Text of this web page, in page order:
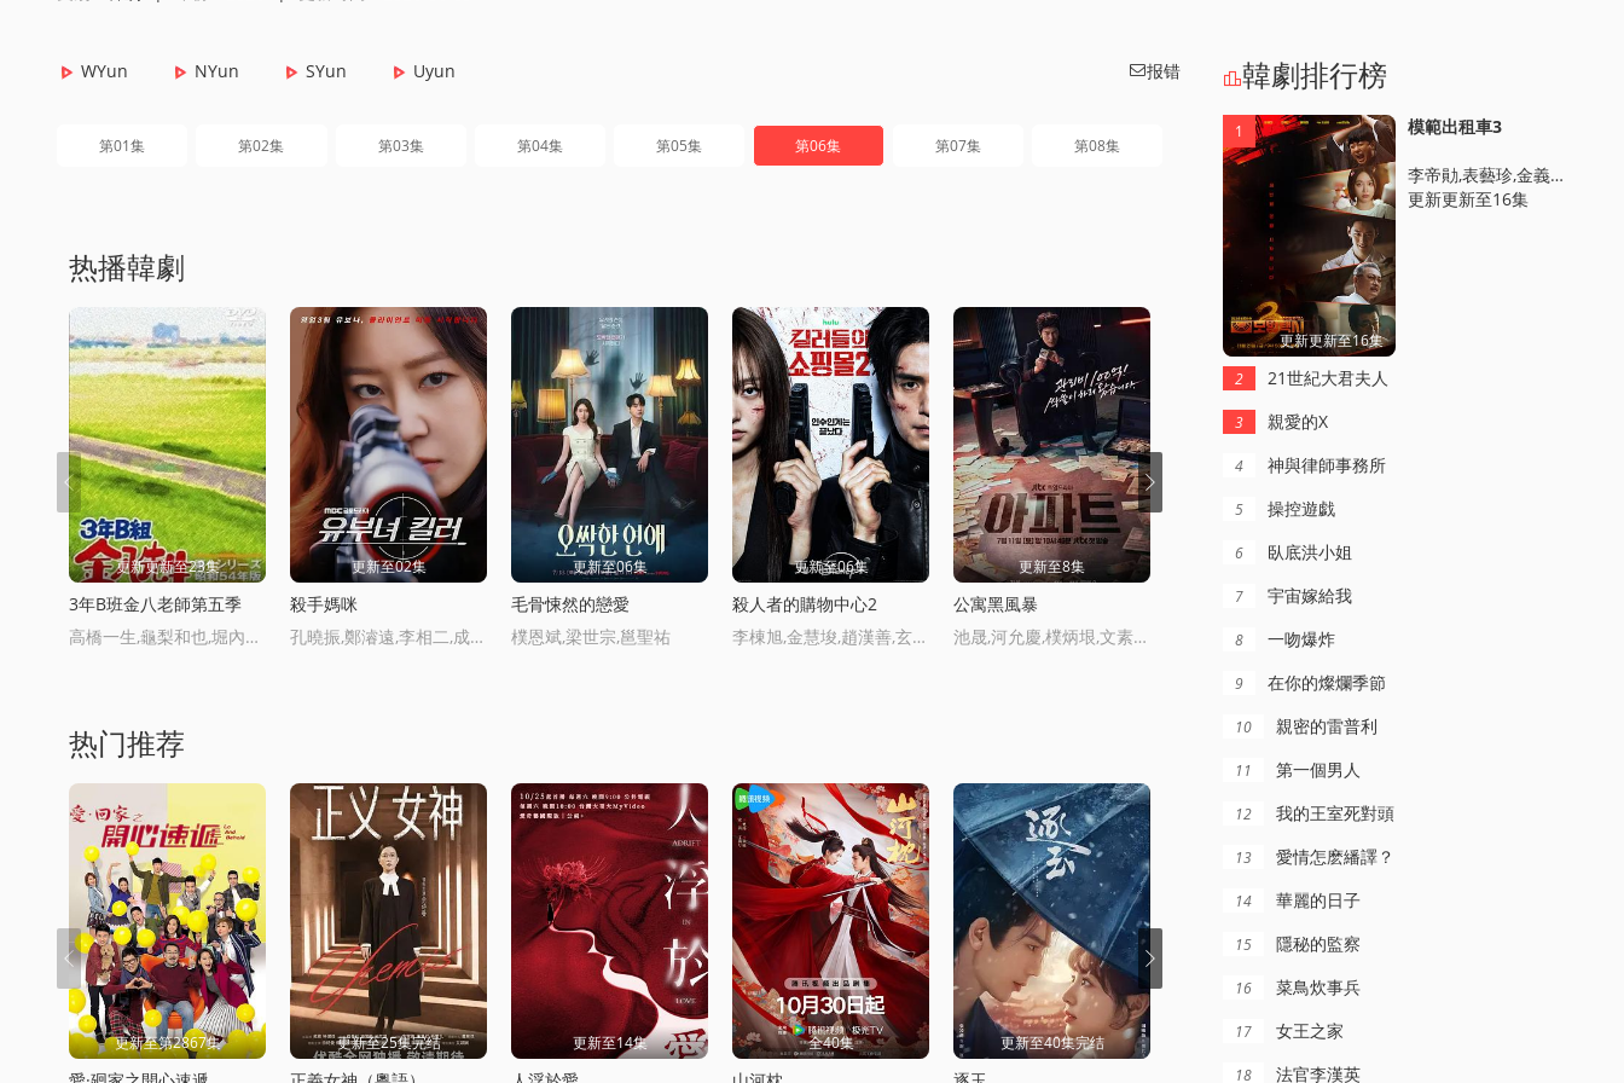
WYun NYun SYun Uyun 报错
第01集 第02集 第03集 第04集 第05集 第06集 第07集 第08集
热播韓劇
更新更新至23集
3年B班金八老師第五季
高橋一生,龜梨和也,堀內正美,金田明夫,風間俊介,星野真裡,倍賞美津子,武田鉄矢,平野良
更新至02集
殺手媽咪
孔曉振,鄭濬遠,李相二,成東日
更新至06集
毛骨悚然的戀愛
樸恩斌,梁世宗,邕聖祐
更新至06集
殺人者的購物中心2
李棟旭,金慧埈,趙漢善,玄理,岡田將生,鄭允荷,金海娜,李泰英,金旻,樸智彬,徐現宇,金俊裴
更新至8集
公寓黑風暴
池晟,河允慶,樸炳垠,文素利,鄭順元,黃熙,金澤
更新至10集
婚姻之後
热门推荐
更新至第2867集 更新至25集完结 更新至14集 全40集 更新至40集完结 更新更新至25集
韓劇排行榜
更新更新至16集
1 模範出租車3
李帝勛,表藝珍,金義城,張赫鎮,裴侑藍,笠松將
更新更新至16集
2 21世紀大君夫人
3 親愛的X
4 神與律師事務所
5 操控遊戯
6 臥底洪小姐
7 宇宙嫁給我
8 一吻爆炸
9 在你的燦爛季節
10 親密的雷普利
11 第一個男人
12 我的王室死對頭
13 愛情怎麽繙譯？
14 華麗的日子
15 隱秘的監察
16 菜鳥炊事兵
17 女王之家
18 法官李漢英